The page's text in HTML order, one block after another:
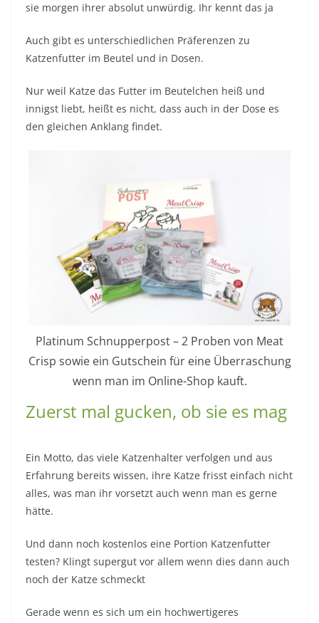
sie morgen ihrer absolut unwürdig. Ihr kennt das ja
Auch gibt es unterschiedlichen Präferenzen zu
Katzenfutter im Beutel und in Dosen.
Nur weil Katze das Futter im Beutelchen heiß und
innigst liebt, heißt es nicht, dass auch in der Dose es
den gleichen Anklang findet.
Platinum Schnupperpost – 2 Proben von Meat
Crisp sowie ein Gutschein für eine Überraschung
wenn man im Online-Shop kauft.
Zuerst mal gucken, ob sie es mag
Ein Motto, das viele Katzenhalter verfolgen und aus
Erfahrung bereits wissen, ihre Katze frisst einfach nicht
alles, was man ihr vorsetzt auch wenn man es gerne
hätte.
Und dann noch kostenlos eine Portion Katzenfutter
testen? Klingt supergut vor allem wenn dies dann auch
noch der Katze schmeckt
Gerade wenn es sich um ein hochwertigeres